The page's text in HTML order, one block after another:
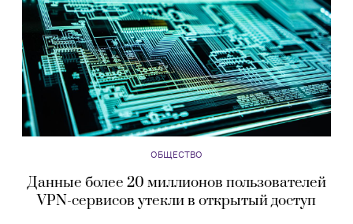
ОБЩЕСТВО
Данные более 20 миллионов пользователей
VPN-сервисов утекли в открытый доступ